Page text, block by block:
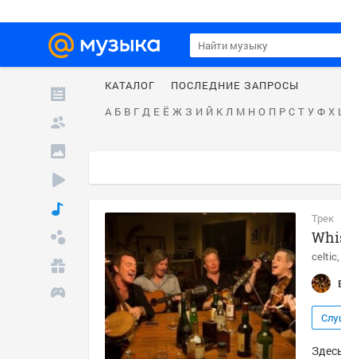
КАТАЛОГ
ПОСЛЕДНИЕ ЗАПРОСЫ
А Б В Г Д Е Ё Ж З И Й К Л М Н О П Р С Т У Ф Х
Трек
celtic